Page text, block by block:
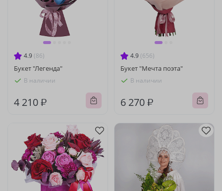
4.9 (86)
Букет "Легенда"
В наличии
4 210 ₽
4.9 (656)
Букет "Мечта поэта"
В наличии
6 270 ₽